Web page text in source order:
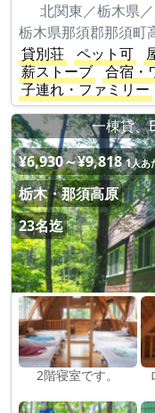
北関東／栃木県
栃木県那須郡那須町
貸別荘
ペット可
薪ストーブ
合宿・
子連れ・ファミリー
一棟貸、
¥6,930～¥9,818 1人あ
栃木・那須高原
23名迄
2階寝室です。